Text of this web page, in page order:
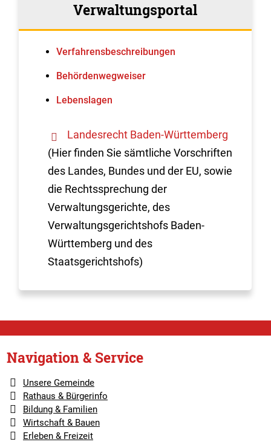
Verwaltungsportal
Verfahrens­beschreibungen
Behördenwegweiser
Lebenslagen
Landesrecht Baden-Württemberg
(Hier finden Sie sämtliche Vorschriften
des Landes, Bundes und der EU, sowie
die Rechtssprechung der
Verwaltungsgerichte, des
Verwaltungsgerichtshofs Baden-
Württemberg und des
Staatsgerichtshofs)
Navigation & Service
Unsere Gemeinde
Rathaus & Bürgerinfo
Bildung & Familien
Wirtschaft & Bauen
Erleben & Freizeit